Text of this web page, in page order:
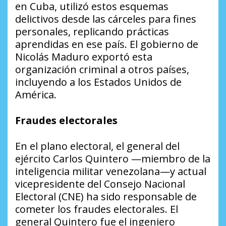
en Cuba, utilizó estos esquemas
delictivos desde las cárceles para fines
personales, replicando prácticas
aprendidas en ese país. El gobierno de
Nicolás Maduro exportó esta
organización criminal a otros países,
incluyendo a los Estados Unidos de
América.
Fraudes electorales
En el plano electoral, el general del
ejército Carlos Quintero —miembro de la
inteligencia militar venezolana—y actual
vicepresidente del Consejo Nacional
Electoral (CNE) ha sido responsable de
cometer los fraudes electorales. El
general Quintero fue el ingeniero